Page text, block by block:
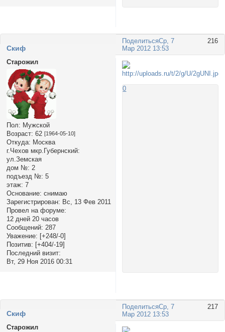
Поделиться 216
Ср, 7
Мар 2012 13:53
Cкиф
Старожил
Пол: Мужской
Возраст: 62 [1964-05-10]
Откуда: Москва
г.Чехов мкр.Губернский:
ул.Земская
дом №: 2
подъезд №: 5
этаж: 7
Основание: снимаю
Зарегистрирован: Вс, 13 Фев 2011
Провел на форуме:
12 дней 20 часов
Сообщений: 287
Уважение: [+248/-0]
Позитив: [+404/-19]
Последний визит:
Вт, 29 Ноя 2016 00:31
0
Поделиться 217
Ср, 7
Мар 2012 13:53
Cкиф
Старожил